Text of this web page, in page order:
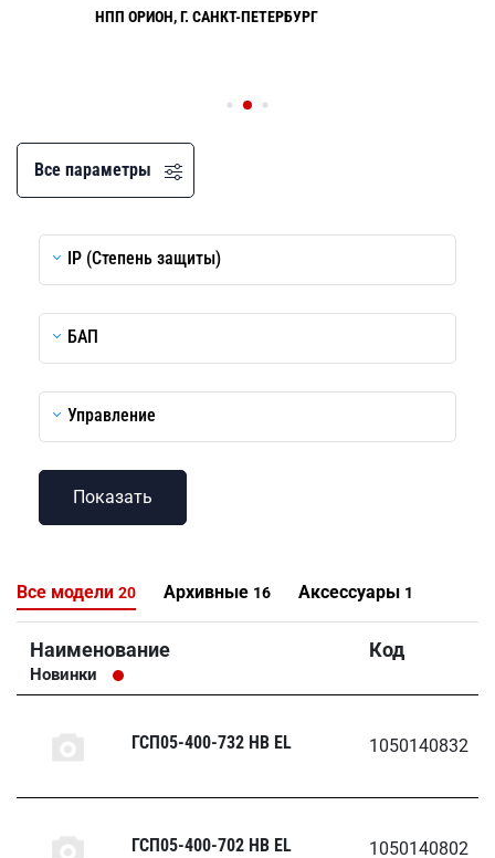
НПП ОРИОН, Г. САНКТ-ПЕТЕРБУРГ
Все параметры
IP (Степень защиты)
БАП
Управление
Все модели 20 Архивные 16 Аксессуары 1
Наименование
Новинки
Код
ГСП05-400-732 HB EL 1050140832
ГСП05-400-702 HB EL 1050140802